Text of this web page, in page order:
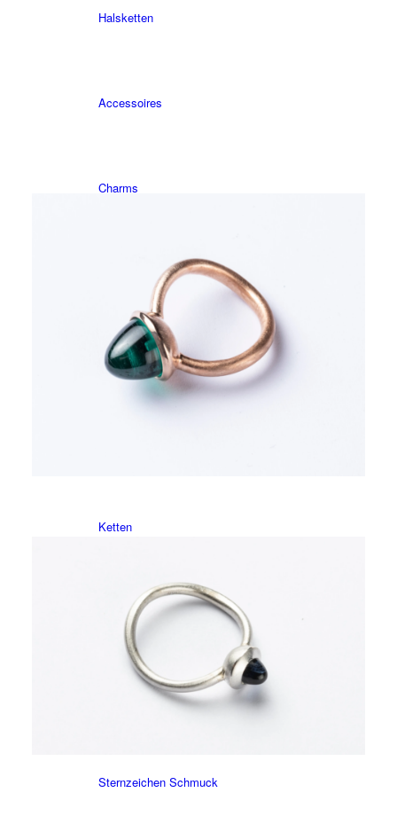
Halsketten
Accessoires
Charms
X-Design
Ketten
Ringe
Es war einmal
Sternzeichen Schmuck